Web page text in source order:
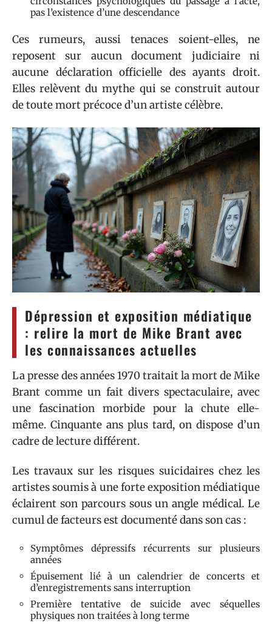
pas l’existence d’une descendance
Ces rumeurs, aussi tenaces soient-elles, ne
reposent sur aucun document judiciaire ni
aucune déclaration officielle des ayants droit.
Elles relèvent du mythe qui se construit autour
de toute mort précoce d’un artiste célèbre.
Dépression et exposition médiatique
: relire la mort de Mike Brant avec
les connaissances actuelles
La presse des années 1970 traitait la mort de Mike
Brant comme un fait divers spectaculaire, avec
une fascination morbide pour la chute elle-
même. Cinquante ans plus tard, on dispose d’un
cadre de lecture différent.
Les travaux sur les risques suicidaires chez les
artistes soumis à une forte exposition médiatique
éclairent son parcours sous un angle médical. Le
cumul de facteurs est documenté dans son cas :
Symptômes dépressifs récurrents sur plusieurs
années
Épuisement lié à un calendrier de concerts et
d’enregistrements sans interruption
Première tentative de suicide avec séquelles
physiques non traitées à long terme